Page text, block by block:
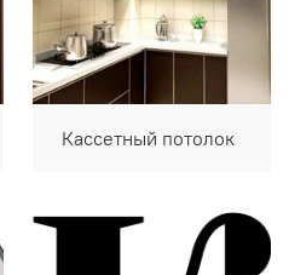
Кассетный потолок